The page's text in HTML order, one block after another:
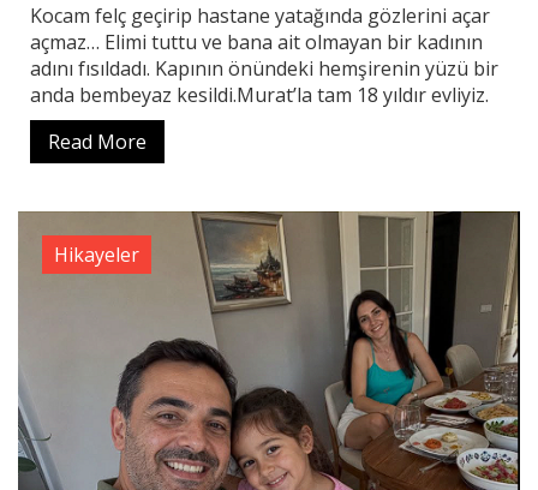
Kocam felç geçirip hastane yatağında gözlerini açar
açmaz… Elimi tuttu ve bana ait olmayan bir kadının
adını fısıldadı. Kapının önündeki hemşirenin yüzü bir
anda bembeyaz kesildi.Murat’la tam 18 yıldır evliyiz.
Read More
Hikayeler